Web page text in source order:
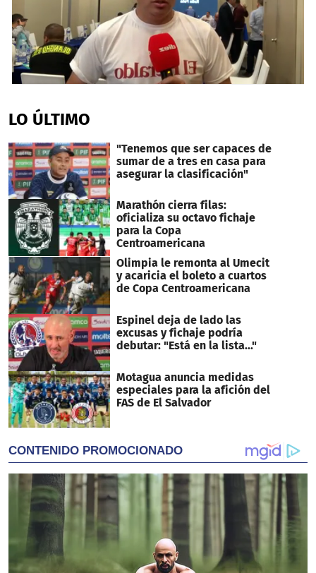
of
13
54
seconds
LO ÚLTIMO
"Tenemos que ser capaces de
sumar de a tres en casa para
asegurar la clasificación"
Marathón cierra filas:
oficializa su octavo fichaje
para la Copa
Centroamericana
Olimpia le remonta al Umecit
y acaricia el boleto a cuartos
de Copa Centroamericana
Espinel deja de lado las
excusas y fichaje podría
debutar: "Está en la lista..."
Motagua anuncia medidas
especiales para la afición del
FAS de El Salvador